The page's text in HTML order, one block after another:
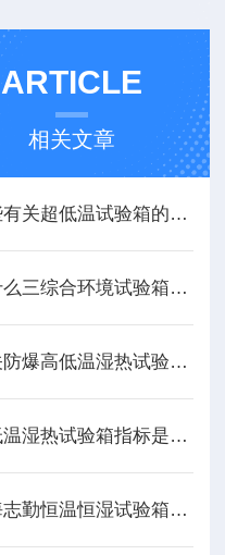
ARTICLE
相关文章
这些有关超低温试验箱的基础知识，你是否掌握？
为什么三综合环境试验箱环境模拟更真实、试验效率更高？
有关防爆高低温湿热试验箱的日常保养，上海志勤已经为大家总结好了
高低温湿热试验箱指标是如何设置的？
上海志勤恒温恒湿试验箱拥有哪些杰出优势？